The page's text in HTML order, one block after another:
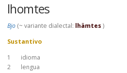
lhomtes
Bjo (~ variante dialectal: lhämtes )
Sustantivo
1
idioma
2
lengua